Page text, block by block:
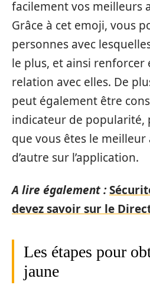
facilement vos meilleurs
Grâce à cet emoji, vous
personnes avec
le plus, et ainsi
relation avec elles. De
peut également être
indicateur de popularité,
que vous êtes le meilleur
d’autre sur l’application.
A lire également :
devez savoir sur le
Les étapes pour
jaune